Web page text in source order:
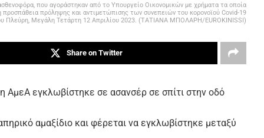
που αγοράστηκαν από το Υπουργείο Οικονομικών με χρήματα τα οποία
πρόληψης και αντιμετώπισης των συνεπειών του κορονοϊού Covid-19
Πλεύρη, Μεγάλη Τετάρτη 12 Απριλίου 2023. (ΤΑΤΙΑΝΑ ΜΠΟΛΑΡΗ/EUROKINISSI)
Share on Twitter
εγκλωβίστηκε σε ασανσέρ σε σπίτι στην οδό
αμαξίδιο και φέρεται να εγκλωβίστηκε μεταξύ